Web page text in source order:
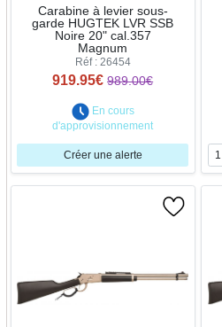
Carabine à levier sous-
garde HUGTEK LVR SSB
Noire 20" cal.357
Magnum
Réf : 26454
919.95€ 989.00€
En cours
d'approvisionnement
Créer une alerte